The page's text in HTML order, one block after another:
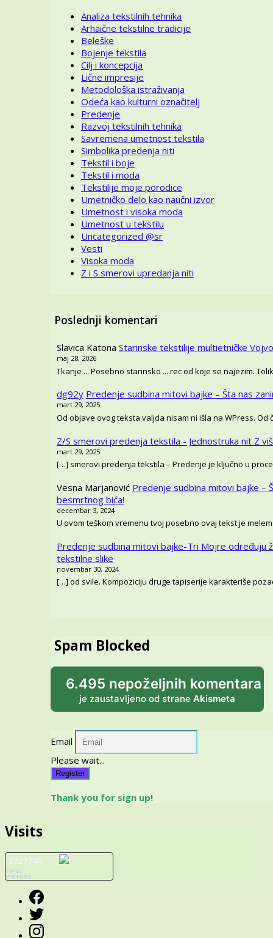
Analiza tekstilnih tehnika
Arhaične tekstilne tradicije
Beleške
Bojenje tekstila
Cilj i koncepcija
Lične impresije
Metodološka istraživanja
Odeća kao kulturni označitelj
Predenje
Razvoj tekstilnih tehnika
Savremena umetnost tekstila
Simbolika predenja niti
Tekstil i boje
Tekstil i moda
Tekstilije moje porodice
Umetničko delo kao naučni izvor
Umetnost i visoka moda
Umetnost u tekstilu
Uncategorized @sr
Vesti
Visoka moda
Z i S smerovi upredanja niti
Poslednji komentari
Slavica Katona Starinske tekstilije multietničke
maj 28, 2026
Tkanje ... Posebno starinsko ... rec od koje se najezim.
dg92y Predenje sudbina mitovi bajke – Šta nas
mart 29, 2025
Od objave ovog teksta valjda nisam ni išla na WPress.
Z/S smerovi predenja tekstila - Jednostruka nit Z
mart 29, 2025
[…] smerovi predenja tekstila – Predenje je ključno u
Vesna Marjanović Predenje sudbina mitovi bajke –
besmrtnog bića!
decembar 3, 2024
U ovom teškom vremenu tvoj posebno ovaj tekst je
Predenje sudbina mitovi bajke-Tri Mojre određuju
tekstilne slike
novembar 30, 2024
[…] od svile. Kompoziciju druge tapiserije karakteriše
Spam Blocked
6.495 nepoželjnih komentara
je zaustavljeno od strane Akismeta
Email
Please wait...
Register
Thank you for sign up!
Visits
1227740
TOTAL
VISITORS
Facebook
Twitter
Instagram